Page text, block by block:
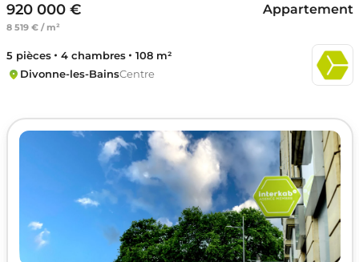
920 000 €
8 519 € / m²
Appartement
5 pièces 4 chambres
108 m²
Divonne-les-BainsCentre